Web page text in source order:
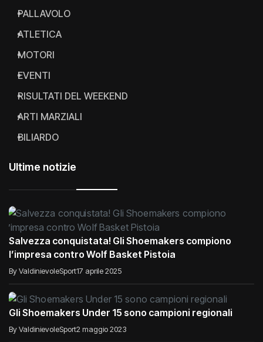
PALLAVOLO
ATLETICA
MOTORI
EVENTI
RISULTATI DEL WEEKEND
ARTI MARZIALI
BILIARDO
Ultime notizie
Salvezza conquistata! Gli Shoemakers compiono
l’impresa contro Wolf Basket Pistoia
By ValdinievoleSport17 aprile 2025
Gli Shoemakers Under 15 sono campioni regionali
By ValdinievoleSport2 maggio 2023